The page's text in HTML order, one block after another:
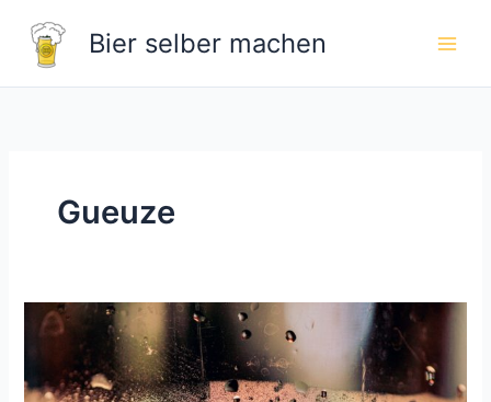
Inhalt
springen
Bier selber machen
Gueuze